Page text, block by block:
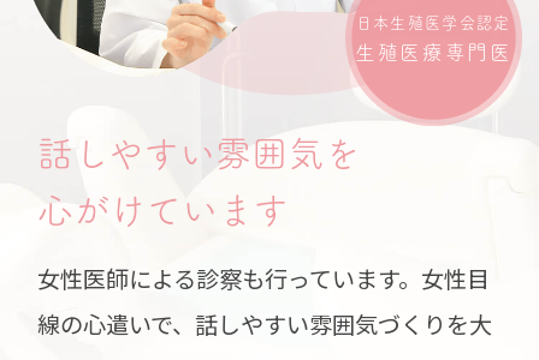
日本生殖医学会認定
生殖医療専門医
話しやすい雰囲気を
心がけています
女性医師による診察も行っています。女性目
線の心遣いで、話しやすい雰囲気づくりを大